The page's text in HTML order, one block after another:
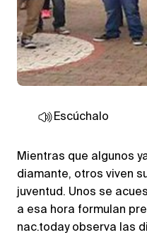
Escúchalo
Mientras que algunos
diamante, otros viven
juventud. Unos se
a esa hora formulan
nac.today observa las